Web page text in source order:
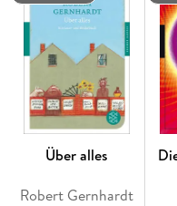
die Eingeborenen vor
Doch eines Tages bricht
Welt Patusans ein, und
treffen.
Über alles
Robert Gernhardt